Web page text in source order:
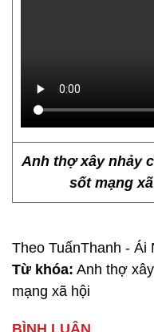
Anh thợ xây nhảy
sốt mạng
Theo TuấnThanh - Ái
Từ khóa: Anh thợ
mạng xã hội